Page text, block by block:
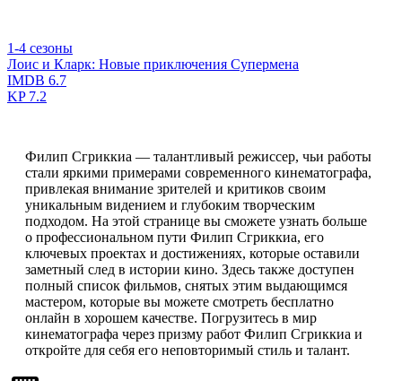
1-4 сезоны
Лоис и Кларк: Новые приключения Супермена
IMDB 6.7
KP7.2
Филип Сгриккиа — талантливый режиссер, чьи работы
стали яркими примерами современного кинематографа,
привлекая внимание зрителей и критиков своим
уникальным видением и глубоким творческим
подходом. На этой странице вы сможете узнать больше
о профессиональном пути Филип Сгриккиа, его
ключевых проектах и достижениях, которые оставили
заметный след в истории кино. Здесь также доступен
полный список фильмов, снятых этим выдающимся
мастером, которые вы можете смотреть бесплатно
онлайн в хорошем качестве. Погрузитесь в мир
кинематографа через призму работ Филип Сгриккиа и
откройте для себя его неповторимый стиль и талант.